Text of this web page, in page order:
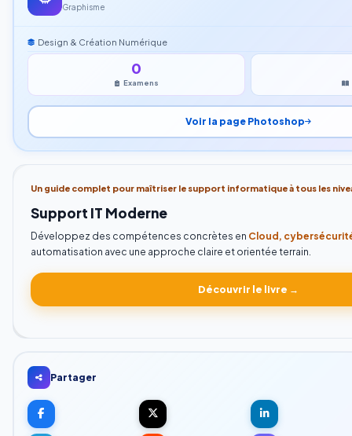
Graphisme
Design & Création Numérique
0
Examens
Voir la page Photoshop
Un guide complet pour maîtriser le support informatique à tous les
Support IT Moderne
Développez des compétences concrètes en Cloud,
automatisation avec une approche claire et orientée terrain.
Découvrir le livre →
Partager